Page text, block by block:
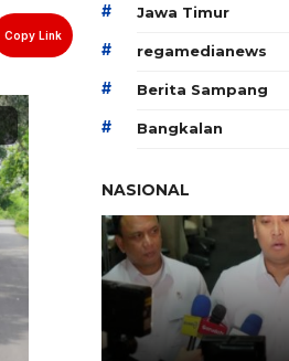
Copy Link
# Jawa Timur
# regamedianews
# Berita Sampang
# Bangkalan
NASIONAL